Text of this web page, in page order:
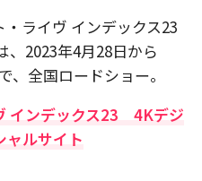
・ライヴ インデックス23
、2023年4月28日から
、全国ロードショー。
インデックス23 4Kデジ
ャルサイト